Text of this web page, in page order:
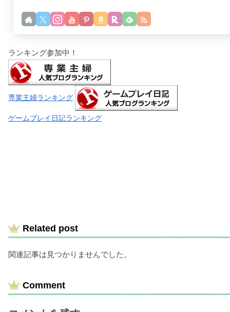
ランキング参加中！
専業主婦ランキング
ゲームプレイ日記ランキング
Related post
関連記事は見つかりませんでした。
Comment